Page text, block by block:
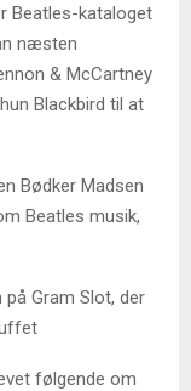
Beatles-kataloget
næsten
& McCartney
Blackbird til at
Bødker Madsen
Beatles musik,
Gram Slot, der
følgende om